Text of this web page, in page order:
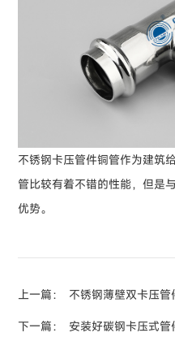
不锈钢卡压管件铜管作为建筑
管比较有着不错的性能，但是
优势。
上一篇： 不锈钢薄壁双卡压管
下一篇： 安装好碳钢卡压式管